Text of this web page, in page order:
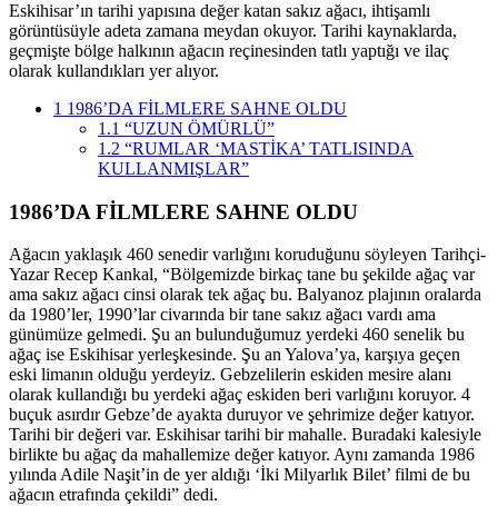
Eskihisar’ın tarihi yapısına değer katan sakız ağacı, ihtişamlı
görüntüsüyle adeta zamana meydan okuyor. Tarihi kaynaklarda,
geçmişte bölge halkının ağacın reçinesinden tatlı yaptığı ve ilaç
olarak kullandıkları yer alıyor.
1 1986’DA FİLMLERE SAHNE OLDU
1.1 “UZUN ÖMÜRLÜ”
1.2 “RUMLAR ‘MASTİKA’ TATLISINDA
KULLANMIŞLAR”
1986’DA FİLMLERE SAHNE OLDU
Ağacın yaklaşık 460 senedir varlığını koruduğunu söyleyen Tarihçi-
Yazar Recep Kankal, “Bölgemizde birkaç tane bu şekilde ağaç var
ama sakız ağacı cinsi olarak tek ağaç bu. Balyanoz plajının oralarda
da 1980’ler, 1990’lar civarında bir tane sakız ağacı vardı ama
günümüze gelmedi. Şu an bulunduğumuz yerdeki 460 senelik bu
ağaç ise Eskihisar yerleşkesinde. Şu an Yalova’ya, karşıya geçen
eski limanın olduğu yerdeyiz. Gebzelilerin eskiden mesire alanı
olarak kullandığı bu yerdeki ağaç eskiden beri varlığını koruyor. 4
buçuk asırdır Gebze’de ayakta duruyor ve şehrimize değer katıyor.
Tarihi bir değeri var. Eskihisar tarihi bir mahalle. Buradaki kalesiyle
birlikte bu ağaç da mahallemize değer katıyor. Aynı zamanda 1986
yılında Adile Naşit’in de yer aldığı ‘İki Milyarlık Bilet’ filmi de bu
ağacın etrafında çekildi” dedi.